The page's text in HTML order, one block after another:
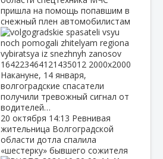
пришла на помощь попавшим в
снежный плен автомобилистам
Накануне, 14 января,
волгоградские спасатели
получили тревожный сигнал от
водителей…
20 октября 14:13 Ревнивая
жительница Волгоградской
области дотла спалила
«шестерку» бывшего сожителя